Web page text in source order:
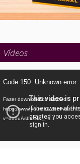
Vídeos
Tocador
vídeo
Code 150: Unknown error.
Fazer download do arquivo:
https://www.youtube.com/watch?
v=oo0uAsbti28&_=1